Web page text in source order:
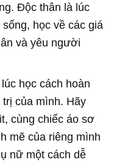
Độc thân là lúc
học về các giá
và yêu người
học cách hoàn
của mình. Hãy
cùng chiếc áo sơ
mẽ của riêng mình
nữ một cách dễ